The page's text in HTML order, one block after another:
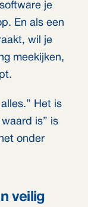
je
En als een
wil je
meekijken,
Het is
is” is
onder
veilig